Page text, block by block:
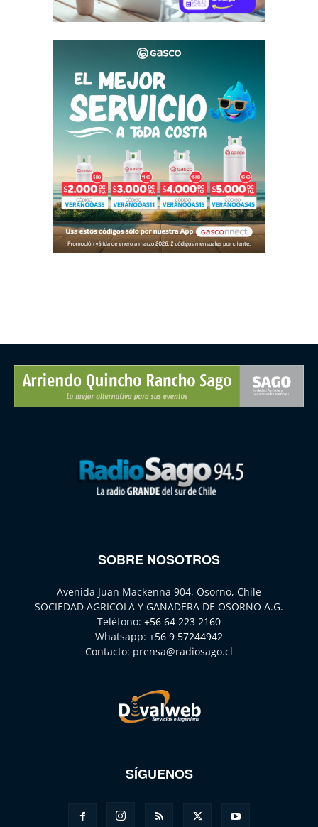
SOBRE NOSOTROS
Avenida Juan Mackenna 904, Osorno, Chile
SOCIEDAD AGRICOLA Y GANADERA DE OSORNO A.G.
Teléfono: +56 64 223 2160
Whatsapp: +56 9 57244942
Contacto: prensa@radiosago.cl
SÍGUENOS